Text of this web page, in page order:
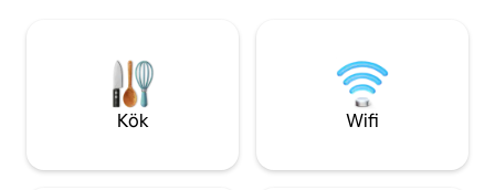
Kök Wifi